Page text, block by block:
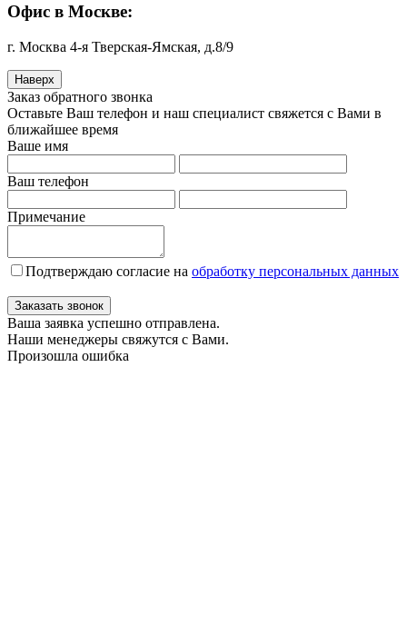
Офис в Москве:
г. Москва 4-я Тверская-Ямская, д.8/9
Наверх
Заказ обратного звонка
Оставьте Ваш телефон и наш специалист свяжется с Вами в
ближайшее время
Ваше имя
Ваш телефон
Примечание
Подтверждаю согласие на обработку персональных данных
Заказать звонок
Ваша заявка успешно отправлена.
Наши менеджеры свяжутся с Вами.
Произошла ошибка